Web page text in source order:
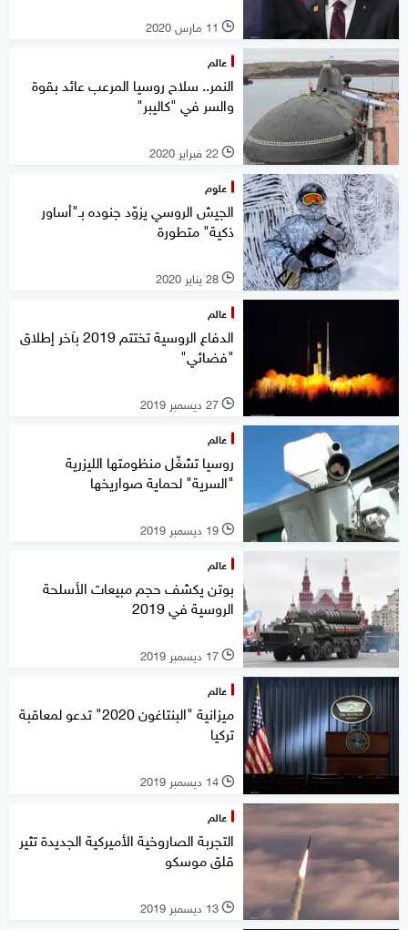
l 11 مارس 2020
عالم
النمر.. سلاح روسيا المرعب عائد بقوة
والسر في "كاليبر"
l 22 فبراير 2020
علوم
الجيش الروسي يزوّد جنوده بـ"أساور
ذكية" متطورة
l 28 يناير 2020
عالم
الدفاع الروسية تختتم 2019 بآخر إطلاق
"فضائي"
l 27 ديسمبر 2019
عالم
روسيا تشغّل منظومتها الليزرية
"السرية" لحماية صواريخها
l 19 ديسمبر 2019
عالم
بوتن يكشف حجم مبيعات الأسلحة
الروسية في 2019
l 17 ديسمبر 2019
عالم
ميزانية "البنتاغون 2020" تدعو لمعاقبة
تركيا
l 14 ديسمبر 2019
عالم
التجربة الصاروخية الأميركية الجديدة تثير
قلق موسكو
l 13 ديسمبر 2019